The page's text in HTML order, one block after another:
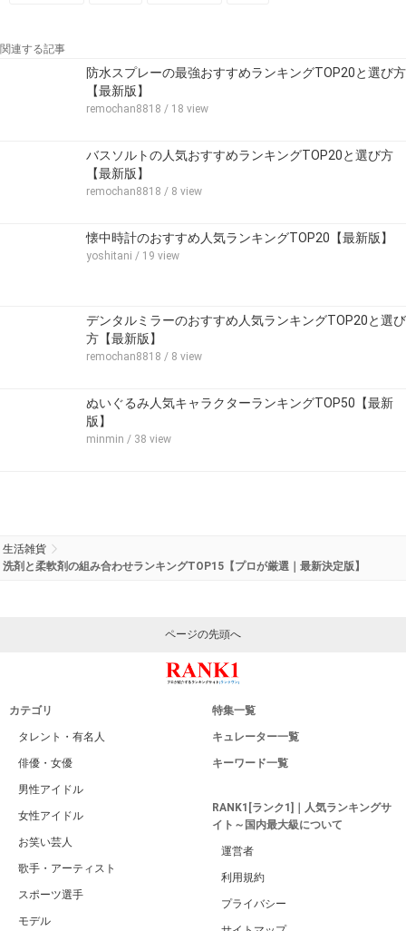
関連する記事
防水スプレーの最強おすすめランキングTOP20と選び方
【最新版】
remochan8818 / 18 view
バスソルトの人気おすすめランキングTOP20と選び方
【最新版】
remochan8818 / 8 view
懐中時計のおすすめ人気ランキングTOP20【最新版】
yoshitani / 19 view
デンタルミラーのおすすめ人気ランキングTOP20と選び
方【最新版】
remochan8818 / 8 view
ぬいぐるみ人気キャラクターランキングTOP50【最新
版】
minmin / 38 view
生活雑貨
洗剤と柔軟剤の組み合わせランキングTOP15【プロが厳選｜最新決定版】
ページの先頭へ
カテゴリ
タレント・有名人
俳優・女優
男性アイドル
女性アイドル
お笑い芸人
歌手・アーティスト
スポーツ選手
モデル
特集一覧
キュレーター一覧
キーワード一覧
RANK1[ランク1]｜人気ランキングサ
イト～国内最大級について
運営者
利用規約
プライバシー